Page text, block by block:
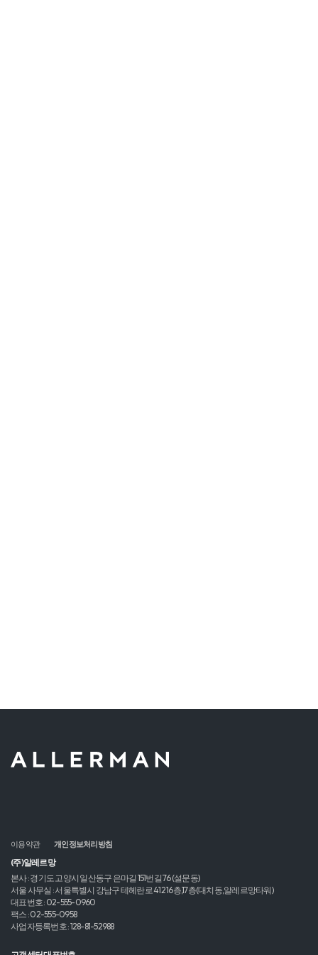
이용약관 개인정보처리방침
(주)알레르망
본사 : 경기도 고양시 일산동구 은마길 151번길 76 (설문동)
서울 사무실 : 서울특별시 강남구 테헤란로 412 16층,17층(대치동,알레르망타워)
대표번호 : 02-555-0960
팩스 : 02-555-0958
사업자등록번호 : 128-81-52988